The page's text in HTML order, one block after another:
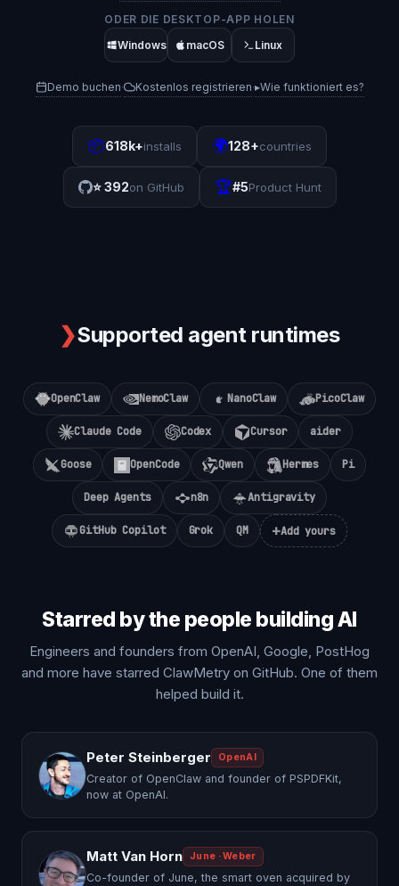
ODER DIE DESKTOP-APP HOLEN
Windows
macOS Linux
Demo buchen· Kostenlos registrieren·▸Wie funktioniert es?
📦618k+installs 🌍128+countries
⭐392on GitHub 🏆#5Product Hunt
❯Supported agent runtimes
OpenClaw NemoClaw NanoClaw PicoClaw
Claude Code Codex Cursor aider
Goose OpenCode Qwen Hermes Pi
Deep Agents n8n Antigravity
GitHub Copilot Grok QM +Add yours
Starred by the people building AI
Engineers and founders from OpenAI, Google, PostHog
and more have starred ClawMetry on GitHub. One of them
helped build it.
Peter Steinberger OpenAI
Creator of OpenClaw and founder of PSPDFKit,
now at OpenAI.
Matt Van Horn June · Weber
Co-founder of June, the smart oven acquired by